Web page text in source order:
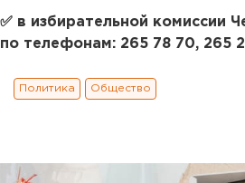
✅ в избирательной комиссии
по телефонам: 265 78 70, 265
Политика Общество